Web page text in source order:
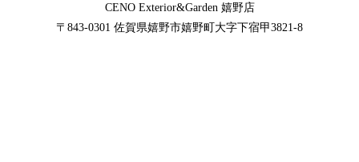
CENO Exterior&Garden 嬉野店
〒843-0301 佐賀県嬉野市嬉野町大字下宿甲3821-8